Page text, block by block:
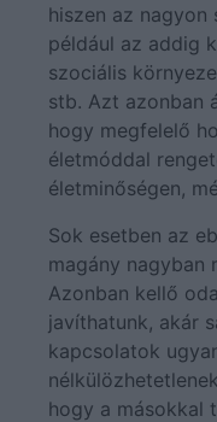
hiszen az
például az addig
szociális
stb. Azt azonban
hogy megfelelő
életmóddal
életminőségen,
Sok esetben az
magány nagyban
Azonban kellő
javíthatunk, akár
kapcsolatok
hogy a másokkal